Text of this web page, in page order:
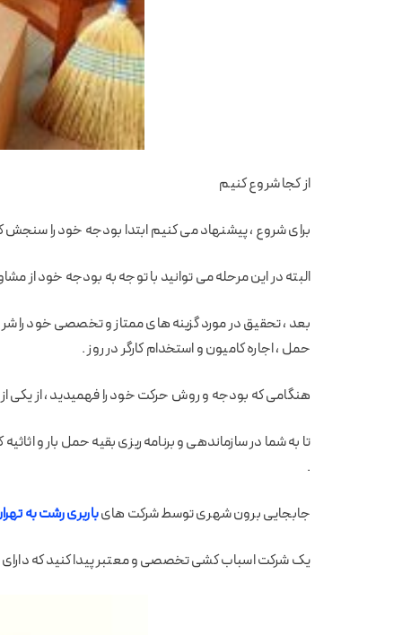
از کجا شروع کنیم
برای شروع ، پیشنهاد می کنیم ابتدا بودجه خود را
البته در این مرحله می توانید با توجه به بودجه خود از
بعد ، تحقیق در مورد گزینه های ممتاز و تخصصی خود را
حمل ، اجاره کامیون و استخدام کارگر در روز .
هنگامی که بودجه و روش حرکت خود را فهمیدید ، از
تا به شما در سازماندهی و برنامه ریزی بقیه حمل بار و
.
جابجایی برون شهری توسط شرکت هایباربری رشت به
یک شرکت اسباب کشی تخصصی و معتبر پیدا کنید که دارای